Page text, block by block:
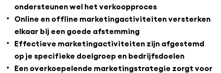
ondersteunen wel het verkoopproces
Online en offline marketingactiviteiten versterken
elkaar bij een goede afstemming
Effectieve marketingactiviteiten zijn afgestemd
op je specifieke doelgroep en bedrijfsdoelen
Een overkoepelende marketingstrategie zorgt voor